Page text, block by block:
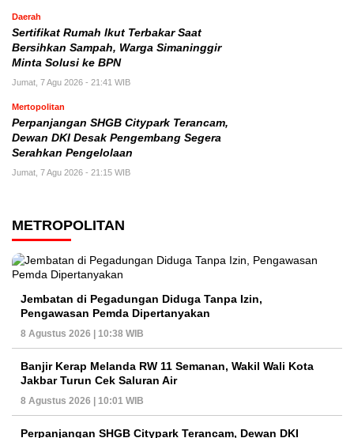
Daerah
Sertifikat Rumah Ikut Terbakar Saat
Bersihkan Sampah, Warga Simaninggir
Minta Solusi ke BPN
Jumat, 7 Agu 2026 - 21:41 WIB
Mertopolitan
Perpanjangan SHGB Citypark Terancam,
Dewan DKI Desak Pengembang Segera
Serahkan Pengelolaan
Jumat, 7 Agu 2026 - 21:15 WIB
METROPOLITAN
Jembatan di Pegadungan Diduga Tanpa Izin,
Pengawasan Pemda Dipertanyakan
8 Agustus 2026 | 10:38 WIB
Banjir Kerap Melanda RW 11 Semanan, Wakil Wali Kota
Jakbar Turun Cek Saluran Air
8 Agustus 2026 | 10:01 WIB
Perpanjangan SHGB Citypark Terancam, Dewan DKI